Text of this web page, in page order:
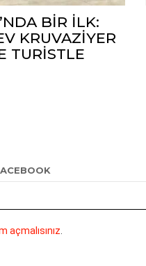
BİR İLK:
KRUVAZİYER
TURİSTLE
açmalısınız